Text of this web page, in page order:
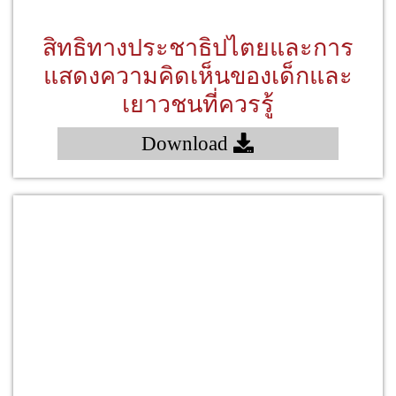
สิทธิทางประชาธิปไตยและการ
แสดงความคิดเห็นของเด็กและ
เยาวชนที่ควรรู้
Download